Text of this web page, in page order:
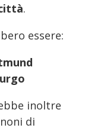
.
essere:
inoltre
di